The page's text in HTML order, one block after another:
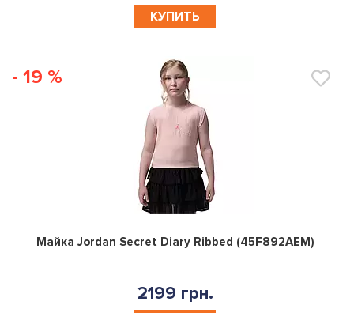
КУПИТЬ
- 19 %
0
Майка Jordan Secret Diary Ribbed (45F892AEM)
2199 грн.